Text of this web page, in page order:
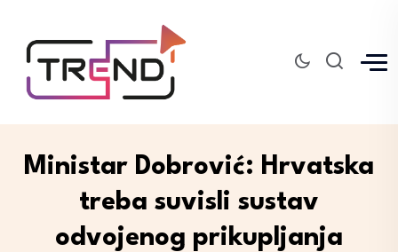
Ministar Dobrović: Hrvatska
treba suvisli sustav
odvojenog prikupljanja